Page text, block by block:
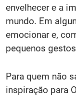
envelhecer e a
mundo. Em
emocionar e,
pequenos
Para quem não
inspiração para